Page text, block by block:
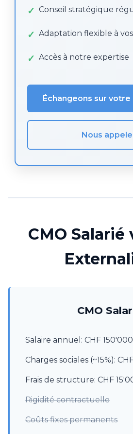
Conseil stratégique
Adaptation flexible à
Accès à notre expertise
Échangeons sur
Nous
CMO Salarié
CMO
Salaire annuel: CHF
Charges sociales (~15%):
Frais de structure: CHF
Rigidité contractuelle
Coûts fixes permanents